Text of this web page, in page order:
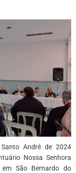
André de 2024
Nossa Senhora
em São Bernardo do